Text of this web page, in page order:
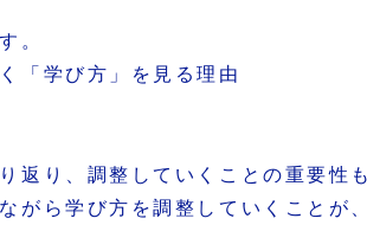
。
「学び方」を見る理由
返り、調整していくことの重要性
がら学び方を調整していくことが